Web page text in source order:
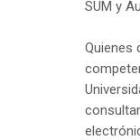
SUM y
Quienes